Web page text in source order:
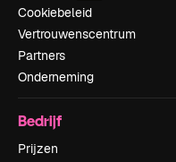
Cookiebeleid
Vertrouwenscentrum
Partners
Onderneming
Bedrijf
Prijzen